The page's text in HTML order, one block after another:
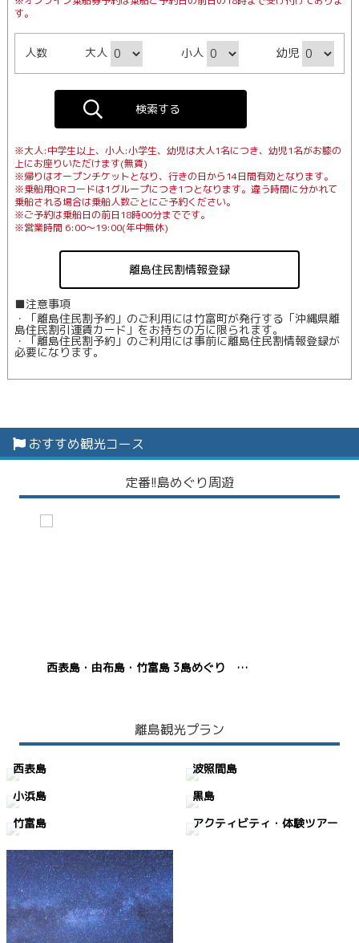
す。
人数 大人 小人 幼児
※大人:中学生以上、小人:小学生、幼児は大人1名につき、幼児1名がお膝の
上にお座りいただけます(無賃)
※帰りはオープンチケットとなり、行きの日から14日間有効となります。
※乗船用QRコードは1グループにつき1つとなります。違う時間に分かれて
乗船される場合は乗船人数ごとにご予約ください。
※ご予約は乗船日の前日18時00分までです。
※営業時間 6:00～19:00(年中無休)
離島住民割情報登録
■注意事項
・「離島住民割予約」のご利用には竹富町が発行する「沖縄県離
島住民割引運賃カード」をお持ちの方に限られます。
・「離島住民割予約」のご利用には事前に離島住民割情報登録が
必要になります。
おすすめ観光コース
定番!!島めぐり周遊
西表島・由布島・竹富島 3島めぐり ☆1番人気のコース☆
離島観光プラン
西表島
波照間島
小浜島
黒島
竹富島
アクティビティ・体験ツアー